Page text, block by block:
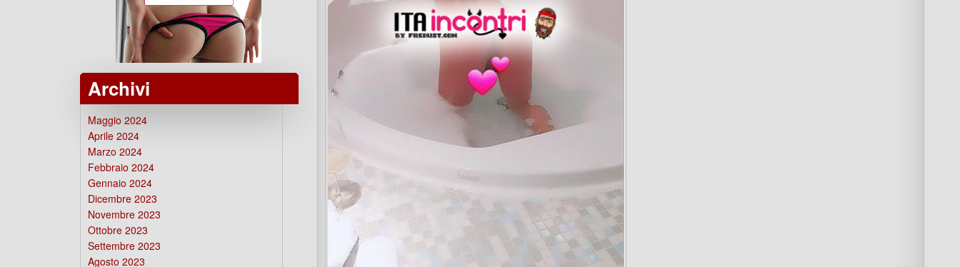
Archivi
Maggio 2024
Aprile 2024
Marzo 2024
Febbraio 2024
Gennaio 2024
Dicembre 2023
Novembre 2023
Ottobre 2023
Settembre 2023
Agosto 2023